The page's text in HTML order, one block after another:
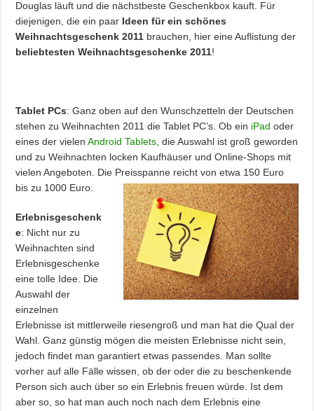
Douglas läuft und die nächstbeste Geschenkbox kauft. Für
diejenigen, die ein paar Ideen für ein schönes
Weihnachtsgeschenk 2011 brauchen, hier eine Auflistung der
beliebtesten Weihnachtsgeschenke 2011!
Tablet PCs: Ganz oben auf den Wunschzetteln der Deutschen
stehen zu Weihnachten 2011 die Tablet PC’s. Ob ein iPad oder
eines der vielenAndroid Tablets , die Auswahl ist groß geworden
und zu Weihnachten locken Kaufhäuser und Online-Shops mit
vielen Angeboten. Die Preisspanne reicht von etwa 150 Euro
bis zu 1000 Euro.
Erlebnisgeschenk
e: Nicht nur zu
Weihnachten sind
Erlebnisgeschenke
eine tolle Idee. Die
Auswahl der
einzelnen
Erlebnisse ist mittlerweile riesengroß und man hat die Qual der
Wahl. Ganz günstig mögen die meisten Erlebnisse nicht sein,
jedoch findet man garantiert etwas passendes. Man sollte
vorher auf alle Fälle wissen, ob der oder die zu beschenkende
Person sich auch über so ein Erlebnis freuen würde. Ist dem
aber so, so hat man auch noch nach dem Erlebnis eine